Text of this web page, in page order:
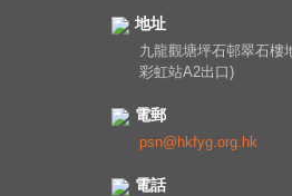
地址
九龍觀塘坪石邨翠石樓
彩虹站A2出口)
電郵
psn@hkfyg.org.hk
電話